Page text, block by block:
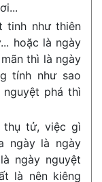
tinh như thiên
hoặc là ngày
thì là ngày
tính như sao
phá thì
thụ tử, việc gì
ngày là ngày
ngày nguyệt
là nên kiêng